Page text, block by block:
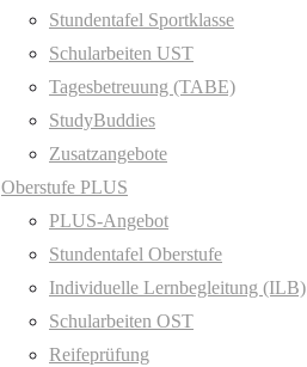
Stundentafel Sportklasse
Schularbeiten UST
Tagesbetreuung (TABE)
StudyBuddies
Zusatzangebote
Oberstufe PLUS
PLUS-Angebot
Stundentafel Oberstufe
Individuelle Lernbegleitung (ILB)
Schularbeiten OST
Reifeprüfung